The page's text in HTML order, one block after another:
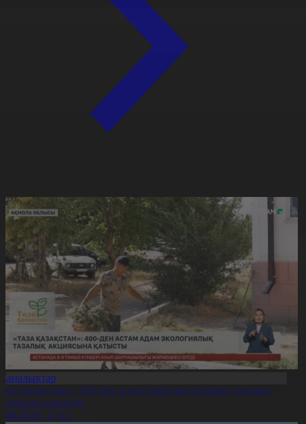
Қазақстан»: 400-ден астам адам экологиялық тазалық
қатысты
17:15